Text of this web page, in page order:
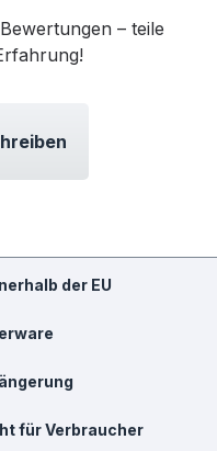
– teile
der EU
für Verbraucher